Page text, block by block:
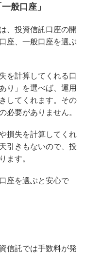
般口座」
、投資信託口座の開
座、一般口座を選ぶ
を計算してくれる口
り」を選べば、運用
してくれます。その
必要がありません。
損失を計算してくれ
引きもないので、投
ます。
座を選ぶと安心で
信託では手数料が発